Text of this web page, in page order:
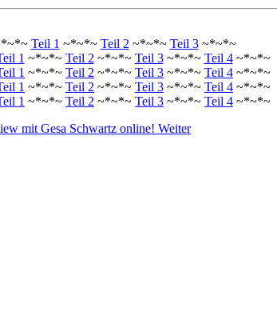
Teil 1 ~*~*~ Teil 2 ~*~*~ Teil 3~*~*~
1 ~*~*~ Teil 2 ~*~*~ Teil 3~*~*~ Teil 4~*~*~
1 ~*~*~ Teil 2 ~*~*~ Teil 3 ~*~*~ Teil 4 ~*~*~
1 ~*~*~ Teil 2 ~*~*~ Teil 3 ~*~*~ Teil 4 ~*~*~
1 ~*~*~ Teil 2 ~*~*~ Teil 3 ~*~*~ Teil 4 ~*~*~
mit Gesa Schwartz online! Weiter